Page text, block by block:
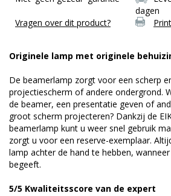
dagen
Vragen over dit product?
Originele lamp met originele
De beamerlamp zorgt voor een scherp
projectiescherm of andere ondergrond.
de beamer, een presentatie geven of
groot scherm projecteren? Dankzij de
beamerlamp kunt u weer snel gebruik
zorgt u voor een reserve-exemplaar.
lamp achter de hand te hebben,
begeeft.
5/5 Kwaliteitsscore van de expert